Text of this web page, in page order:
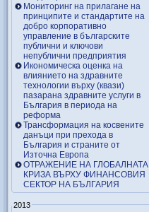
Мониторинг на прилагане на
принципите и стандартите на
добро корпоративно
управление в българските
публични и ключови
непублични предприятия
Икономическа оценка на
влиянието на здравните
технологии върху (квази)
пазарана здравните услуги в
България в периода на
реформа
Трансформация на косвените
данъци при прехода в
България и страните от
Източна Европа
ОТРАЖЕНИЕ НА ГЛОБАЛНАТА
КРИЗА ВЪРХУ ФИНАНСОВИЯ
СЕКТОР НА БЪЛГАРИЯ
2013